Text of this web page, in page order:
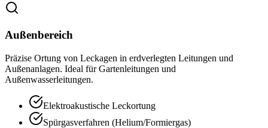
Außenbereich
Präzise Ortung von Leckagen in erdverlegten Leitungen und
Außenanlagen. Ideal für Gartenleitungen und
Außenwasserleitungen.
Elektroakustische Leckortung
Spürgasverfahren (Helium/Formiergas)